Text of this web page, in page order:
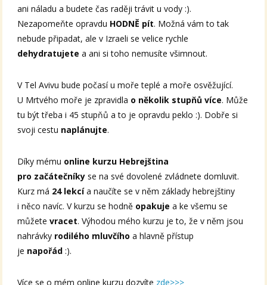
ani náladu a budete čas raději trávit u vody :).
Nezapomeňte opravdu HODNĚ pít. Možná vám to tak
nebude připadat, ale v Izraeli se velice rychle
dehydratujetea ani si toho nemusíte všimnout.
V Tel Avivu bude počasí u moře teplé a moře osvěžující.
U Mrtvého moře je zpravidla o několik stupňů více. Může
tu být třeba i 45 stupňů a to je opravdu peklo :). Dobře si
svoji cestu naplánujte.
Díky mému online kurzu Hebrejština
pro začátečníkyse na své dovolené zvládnete domluvit.
Kurz má 24 lekcía naučíte se v něm základy hebrejštiny
i něco navíc. V kurzu se hodně opakujea ke všemu se
můžetevracet. Výhodou mého kurzu je to, že v něm jsou
nahrávky rodilého mluvčíhoa hlavně přístup
je napořád:).
Více se o mém online kurzu dozvíte zde>>>